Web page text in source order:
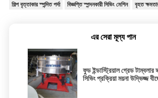
শিল্প বৃত্তাকার স্পন্দিত পর্দা বিজ্ঞপ্তি স্পন্দনকারী সিভিং মেশিন বৃহত
এর সেরা মূল্য পান
ফুড ইন্ডাস্ট্রিয়াল গ্রেড টাম্বলার
সিভিং প্রক্রিয়া ময়না উদ্ভিজ্জ